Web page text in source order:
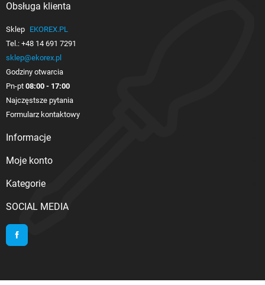
Obsługa klienta
Sklep EKOREX.PL
Tel.: +48 14 691 7291
sklep@ekorex.pl
Godziny otwarcia
Pn-pt 08:00 - 17:00
Najczęstsze pytania
Formularz kontaktowy
Informacje
Moje konto
Kategorie
SOCIAL MEDIA
Facebook